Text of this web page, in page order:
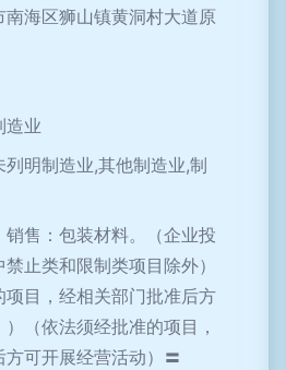
南海区狮山镇黄洞村大道原
造业
列明制造业,其他制造业,制
销售：包装材料。（企业投
止类和限制类项目除外）
项目，经相关部门批准后方
（依法须经批准的项目，
可开展经营活动）〓